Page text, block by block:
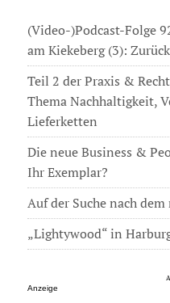
(Video-)Podcast-Folge
am Kiekeberg (3):
Teil 2 der Praxis &
Thema Nachhaltigkeit,
Lieferketten
Die neue Business &
Ihr Exemplar?
Auf der Suche nach dem
„Lightywood“ in
Anzeige